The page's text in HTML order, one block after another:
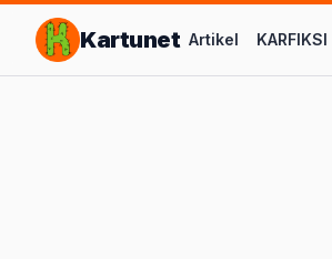
Lompat ke Konten Utama
Kartunet Artikel KARFIKSI